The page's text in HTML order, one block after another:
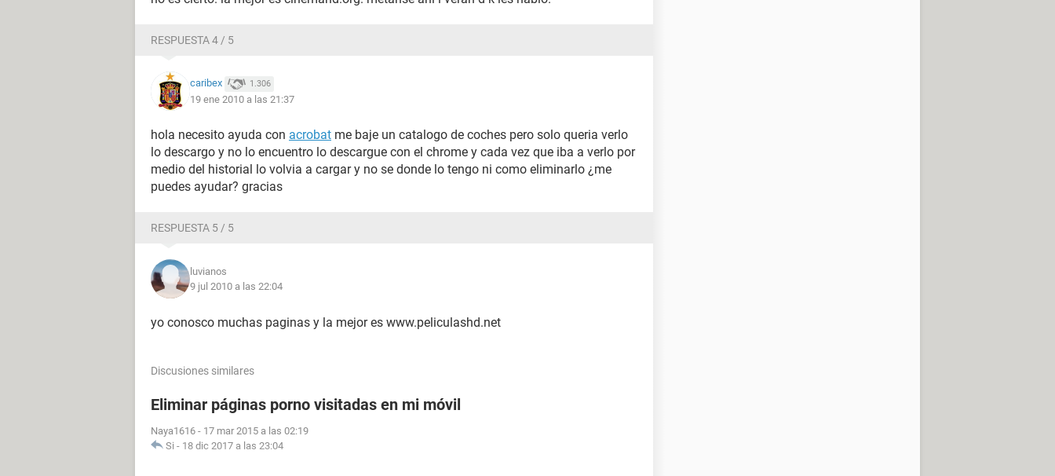
RESPUESTA 4 / 5
caribex 1.306
19 ene 2010 a las 21:37
hola necesito ayuda con acrobat me baje un catalogo de coches pero solo queria verlo
lo descargo y no lo encuentro lo descargue con el chrome y cada vez que iba a verlo por
medio del historial lo volvia a cargar y no se donde lo tengo ni como eliminarlo ¿me
puedes ayudar? gracias
RESPUESTA 5 / 5
luvianos
9 jul 2010 a las 22:04
yo conosco muchas paginas y la mejor es www.peliculashd.net
Discusiones similares
Eliminar páginas porno visitadas en mi móvil
Naya1616 - 17 mar 2015 a las 02:19
Si - 18 dic 2017 a las 23:04